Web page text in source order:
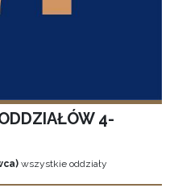
4-
wszystkie oddziały